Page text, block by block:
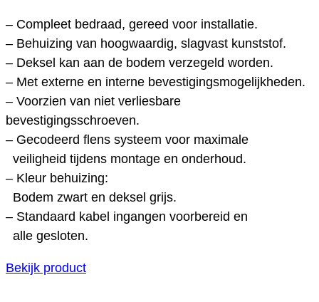
– Compleet bedraad, gereed voor installatie.
– Behuizing van hoogwaardig, slagvast kunststof.
– Deksel kan aan de bodem verzegeld worden.
– Met externe en interne bevestigingsmogelijkheden.
– Voorzien van niet verliesbare
bevestigingsschroeven.
– Gecodeerd flens systeem voor maximale
veiligheid tijdens montage en onderhoud.
– Kleur behuizing:
Bodem zwart en deksel grijs.
– Standaard kabel ingangen voorbereid en
alle gesloten.
Bekijk product